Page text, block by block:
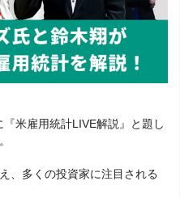
米雇用統計LIVE解説』と題し
、多くの投資家に注目される